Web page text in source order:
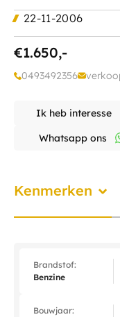
22-11-2006
€1.650,-
0493492356
Ik heb interesse
Whatsapp ons
Kenmerken
Brandstof:
Benzine
Bouwjaar: